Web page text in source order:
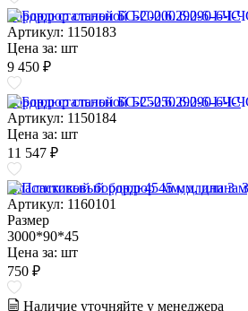
Бордюр стальной БС-200.6.290-6-I-ЧС
Артикул: 1150183
Цена за: шт
9 450 ₽
Бордюр стальной БС-250.6.290-6-I-ЧС
Артикул: 1150184
Цена за: шт
11 547 ₽
Пластиковый бордюр 45 мм, длина 3 м
Артикул: 1160101
Размер
3000*90*45
Цена за: шт
750 ₽
Наличие уточняйте у менеджера